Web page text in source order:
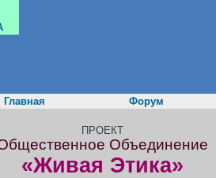
Главная Форум
ПРОЕКТ
Объединение
«Живая Этика»